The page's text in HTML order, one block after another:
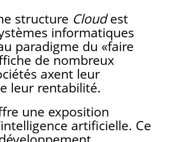
structure Cloudest
informatiques
paradigme du «faire
de nombreux
axent leur
leur rentabilité.
une exposition
artificielle. Ce